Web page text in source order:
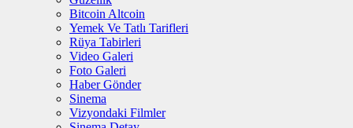
Bitcoin Altcoin
Yemek Ve Tatlı Tarifleri
Rüya Tabirleri
Video Galeri
Foto Galeri
Haber Gönder
Sinema
Vizyondaki Filmler